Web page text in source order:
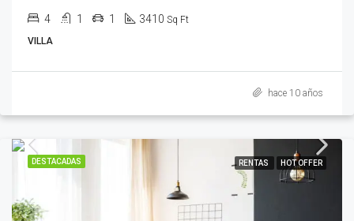
4 1 1 3410 Sq Ft
VILLA
hace 10 años
DESTACADAS RENTAS HOT OFFER